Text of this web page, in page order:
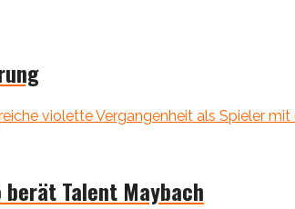
violette Vergangenheit als Spieler
Talent Maybach